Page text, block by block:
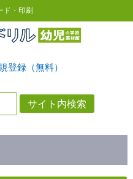
ド・印刷
登録（無料）